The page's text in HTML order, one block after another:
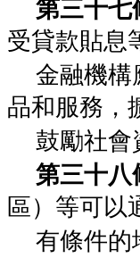
第三十七
受貸款貼息
金融機構
品和服務，
鼓勵社會
第三十八
區）等可以
有條件的